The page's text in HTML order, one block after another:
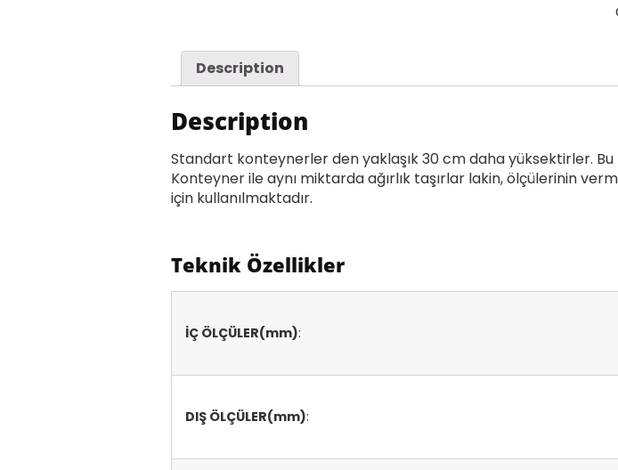
Description
Description
Standart konteynerler den yaklaşık 30 cm daha yüksektirler.
Konteyner ile aynı miktarda ağırlık taşırlar lakin, ölçülerinin
için kullanılmaktadır.
Teknik Özellikler
İÇ ÖLÇÜLER(mm):
DIŞ ÖLÇÜLER(mm):